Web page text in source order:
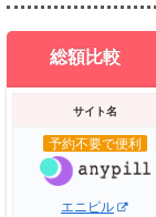
総額比較
サイト名
予約不要で便利
エニピル